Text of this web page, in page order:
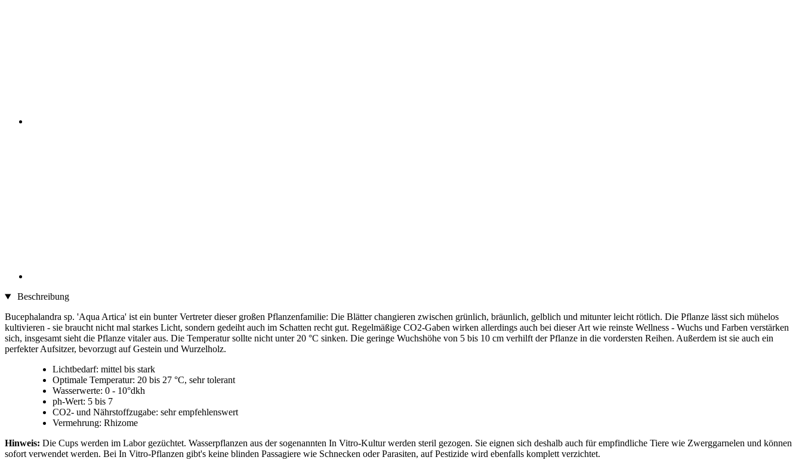
Beschreibung
Bucephalandra sp. 'Aqua Artica' ist ein bunter Vertreter dieser großen Pflanzenfamilie: Die Blätter changieren zwischen grünlich, bräunlich, gelblich und mitunter leicht rötlich. Die Pflanze lässt sich mühelos
kultivieren - sie braucht nicht mal starkes Licht, sondern gedeiht auch im Schatten recht gut. Regelmäßige CO2-Gaben wirken allerdings auch bei dieser Art wie reinste Wellness - Wuchs und Farben verstärken
sich, insgesamt sieht die Pflanze vitaler aus. Die Temperatur sollte nicht unter 20 °C sinken. Die geringe Wuchshöhe von 5 bis 10 cm verhilft der Pflanze in die vordersten Reihen. Außerdem ist sie auch ein
perfekter Aufsitzer, bevorzugt auf Gestein und Wurzelholz.
Lichtbedarf: mittel bis stark
Optimale Temperatur: 20 bis 27 °C, sehr tolerant
Wasserwerte: 0 - 10°dkh
ph-Wert: 5 bis 7
CO2- und Nährstoffzugabe: sehr empfehlenswert
Vermehrung: Rhizome
Hinweis: Die Cups werden im Labor gezüchtet. Wasserpflanzen aus der sogenannten In Vitro-Kultur werden steril gezogen. Sie eignen sich deshalb auch für empfindliche Tiere wie Zwerggarnelen und können
sofort verwendet werden. Bei In Vitro-Pflanzen gibt's keine blinden Passagiere wie Schnecken oder Parasiten, auf Pestizide wird ebenfalls komplett verzichtet.